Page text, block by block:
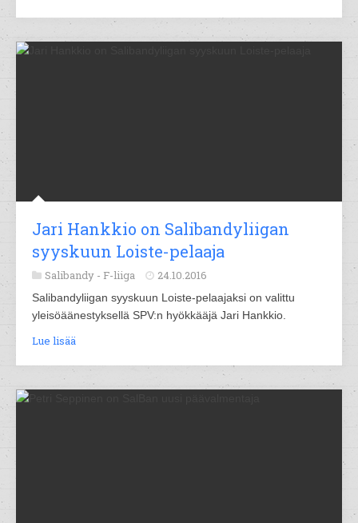
Jari Hankkio on Salibandyliigan
syyskuun Loiste-pelaaja
Salibandy - F-liiga 24.10.2016
Salibandyliigan syyskuun Loiste-pelaajaksi on valittu
yleisöäänestyksellä SPV:n hyökkääjä Jari Hankkio.
Lue lisää